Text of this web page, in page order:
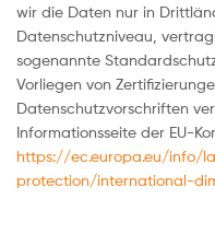
wir die Daten nur in
Datenschutzniveau,
sogenannte
Vorliegen von
Datenschutzvorschriften
Informationsseite der EU-
https://ec.europa.eu/
protection/international-